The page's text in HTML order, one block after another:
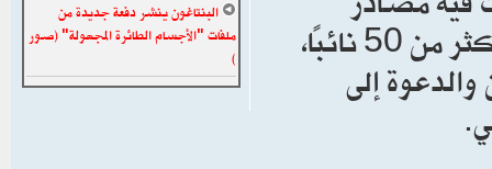
سياسية عن مساعٍ لرفع عدد داعمي الجلسة إلى أكثر من 50 نائبًا،
إلى
البنتاغون ينشر دفعة جديدة من
ملفات "الأجسام الطائرة المجهولة" (صور
)